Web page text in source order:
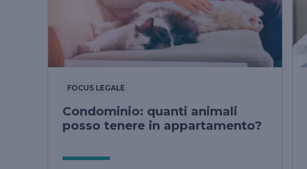
FOCUS LEGALE
Condominio: quanti animali
posso tenere in appartamento?